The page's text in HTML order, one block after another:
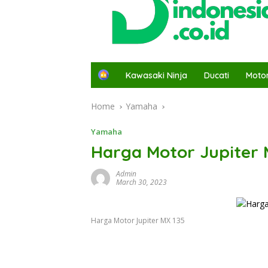
H
e
Kawasaki Ninja Ducati
Home Yamaha
Yamaha
Harga Motor Jupiter
Admin
March 30, 2023
Harga Motor Jupiter MX 135